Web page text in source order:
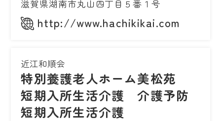
滋賀県湖南市丸山四丁目５番１号
http://www.hachikikai.com
近江和順会
特別養護老人ホーム美松苑
短期入所生活介護 介護予防
短期入所生活介護